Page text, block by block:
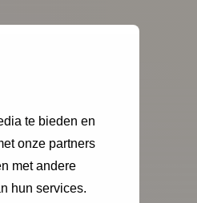
te bieden en
onze partners
met andere
hun services.